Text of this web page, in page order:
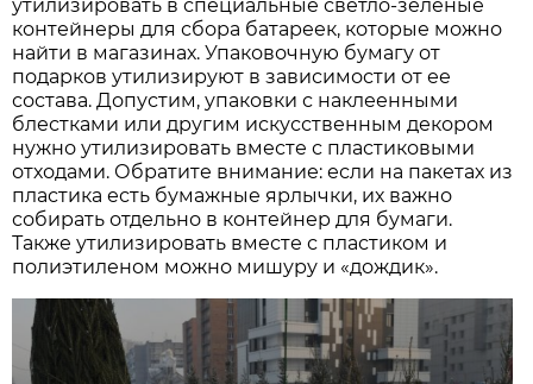
утилизировать в специальные светло-зеленые
контейнеры для сбора батареек, которые можно
найти в магазинах. Упаковочную бумагу от
подарков утилизируют в зависимости от ее
состава. Допустим, упаковки с наклеенными
блестками или другим искусственным декором
нужно утилизировать вместе с пластиковыми
отходами. Обратите внимание: если на пакетах из
пластика есть бумажные ярлычки, их важно
собирать отдельно в контейнер для бумаги.
Также утилизировать вместе с пластиком и
полиэтиленом можно мишуру и «дождик».